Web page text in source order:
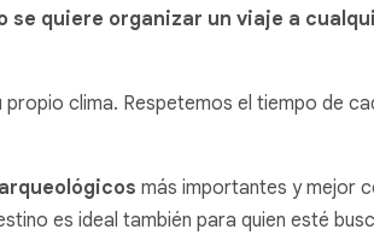
se quiere organizar un viaje a
clima. Respetemos el tiempo de
más importantes y mejor
es ideal también para quien esté